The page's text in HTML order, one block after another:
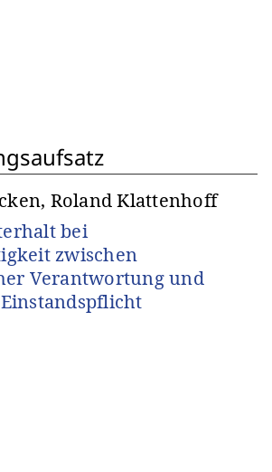
Roland Klattenhoff
bei
zwischen
Verantwortung und